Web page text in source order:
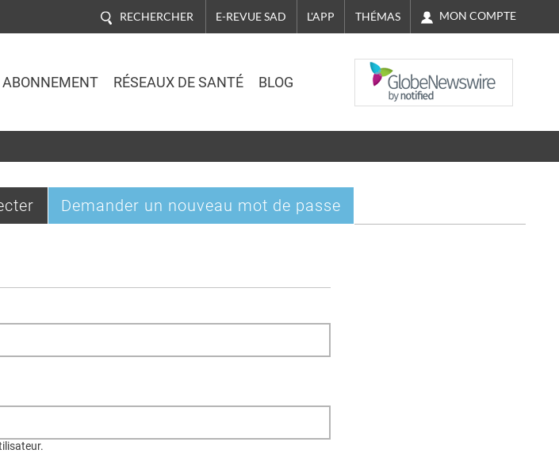
RECHERCHER E-REVUE SAD L'APP THÉMAS MON COMPTE
ABONNEMENT RÉSEAUX DE SANTÉ BLOG
NASDAQ
(onglet
actif)
Demander un nouveau mot de passe